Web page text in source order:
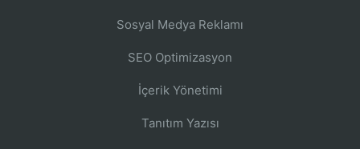
Sosyal Medya Reklamı
SEO Optimizasyon
İçerik Yönetimi
Tanıtım Yazısı